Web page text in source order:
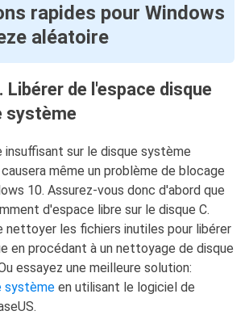
rapides pour Windows
aléatoire
Libérer de l'espace disque
système
insuffisant sur le disque système
même un problème de blocage
10. Assurez-vous donc d'abord que
d'espace libre sur le disque C.
nettoyer les fichiers inutiles pour libérer
en procédant à un nettoyage de disque
essayez une meilleure solution:
systèmeen utilisant le logiciel de